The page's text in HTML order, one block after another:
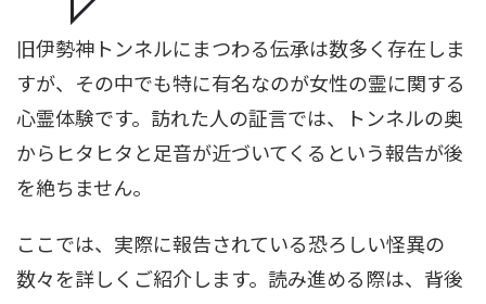
旧伊勢神トンネルにまつわる伝承は数多く存在しま
すが、その中でも特に有名なのが女性の霊に関する
心霊体験です。訪れた人の証言では、トンネルの奥
からヒタヒタと足音が近づいてくるという報告が後
を絶ちません。
ここでは、実際に報告されている恐ろしい怪異の
数々を詳しくご紹介します。読み進める際は、背後